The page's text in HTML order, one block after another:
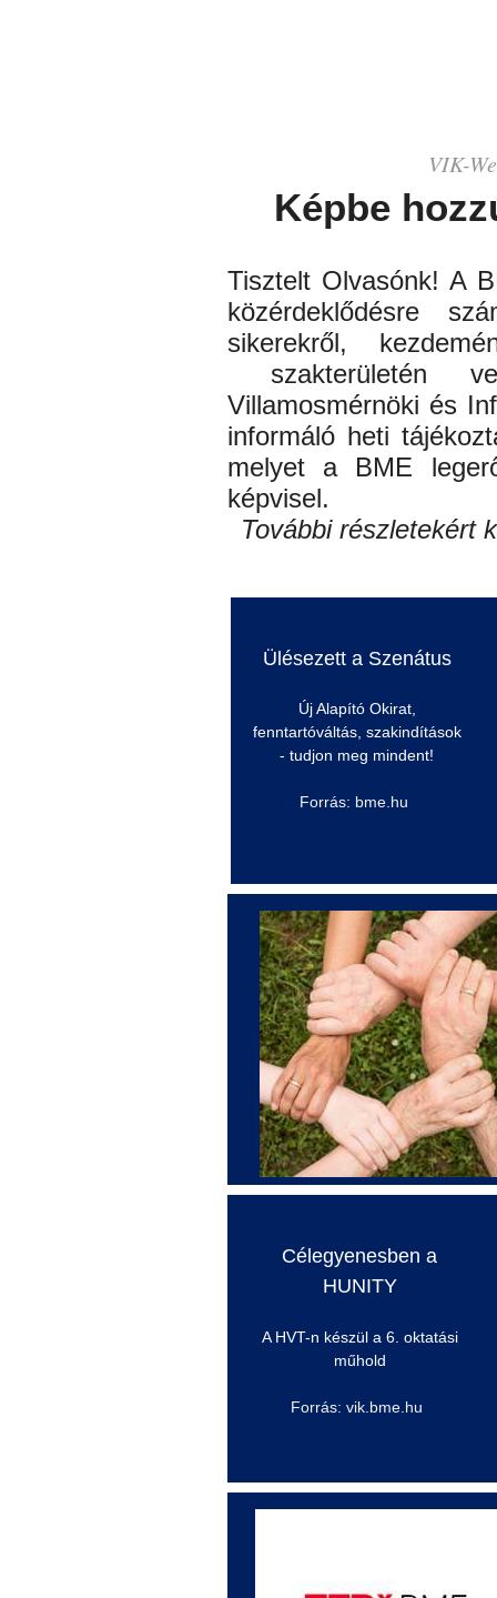
VIK-
Képbe
Tisztelt Olvasónk! A
közérdeklődésre
sikerekről,
szakterületén
Villamosmérnöki és
informáló heti
melyet a BME
képvisel.
További részletekért
Ülésezett a Szenátus
Új Alapító Okirat,
fenntartóváltás, szakindítások
- tudjon meg mindent!
Forrás: bme.hu
Célegyenesben a
HUNITY
A HVT-n készül a 6. oktatási
műhold
Forrás: vik.bme.hu